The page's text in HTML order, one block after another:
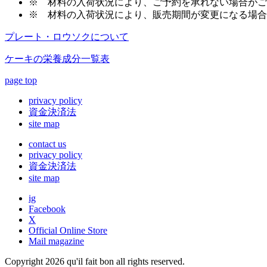
※ 材料の入荷状況により、販売期間が変更になる場合
プレート・ロウソクについて
ケーキの栄養成分一覧表
page top
privacy policy
資金決済法
site map
contact us
privacy policy
資金決済法
site map
ig
Facebook
X
Official Online Store
Mail magazine
Copyright 2026 qu'il fait bon all rights reserved.